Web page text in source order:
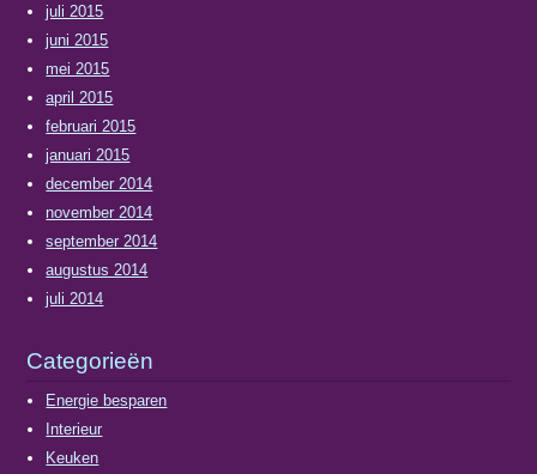
juli 2015
juni 2015
mei 2015
april 2015
februari 2015
januari 2015
december 2014
november 2014
september 2014
augustus 2014
juli 2014
Categorieën
Energie besparen
Interieur
Keuken